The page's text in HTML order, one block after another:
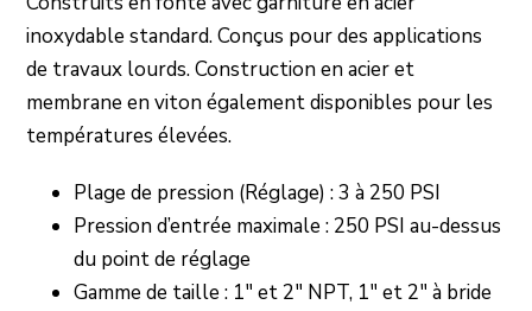
inoxydable standard. Conçus pour des applications
de travaux lourds. Construction en acier et
membrane en viton également disponibles pour les
températures élevées.
Plage de pression (Réglage) : 3 à 250 PSI
Pression d’entrée maximale : 250 PSI au-dessus
du point de réglage
Gamme de taille : 1″ et 2″ NPT, 1″ et 2″ à bride